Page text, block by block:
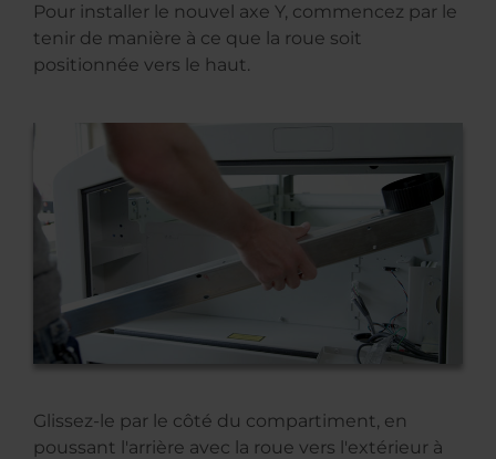
Pour installer le nouvel axe Y, commencez par le
tenir de manière à ce que la roue soit
positionnée vers le haut.
Glissez-le par le côté du compartiment, en
poussant l'arrière avec la roue vers l'extérieur à